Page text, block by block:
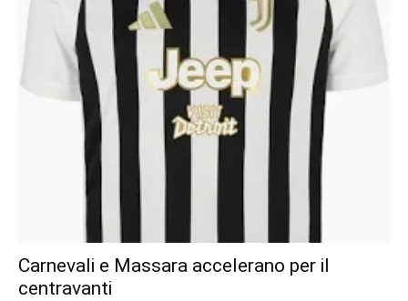
Carnevali e Massara accelerano per il
centravanti